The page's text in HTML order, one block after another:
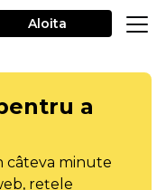
Aloita
a
câteva minute
rețele